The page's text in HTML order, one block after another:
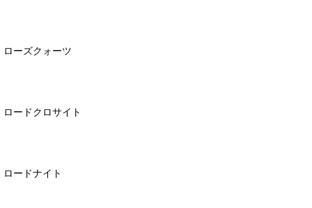
ローズクォーツ
ロードクロサイト
ロードナイト